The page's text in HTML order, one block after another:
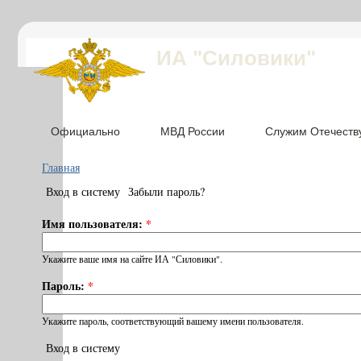
ИА "Силовики"
Официально МВД России Служим
Главная
Вход в систему Забыли пароль?
Имя пользователя: *
Укажите ваше имя на сайте ИА "Силовики".
Пароль: *
Укажите пароль, соответствующий вашему имени пользователя.
Вход в систему